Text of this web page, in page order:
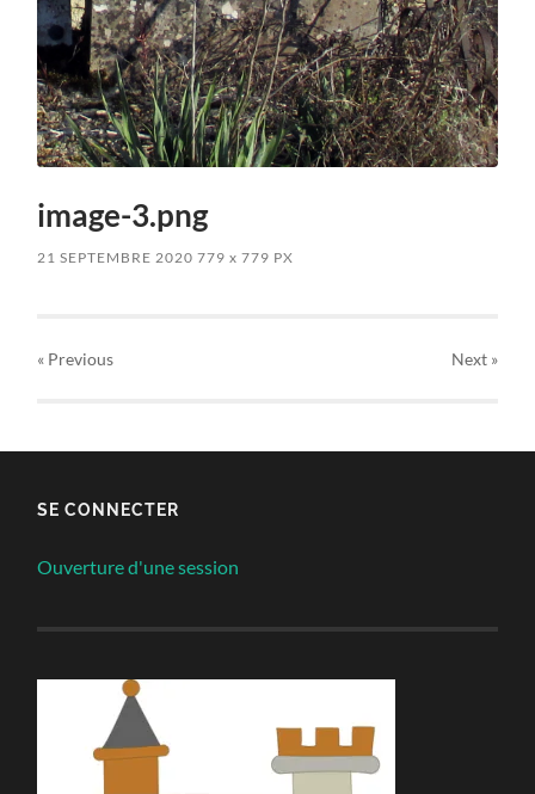
image-3.png
21 SEPTEMBRE 2020 779x 779 PX
« Previous Next»
SE CONNECTER
Ouverture d'une session